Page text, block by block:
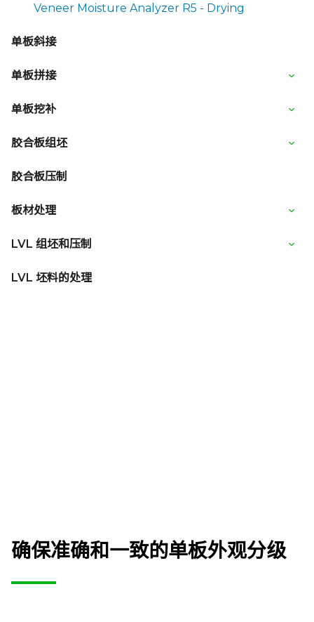
Veneer Moisture Analyzer R5 - Drying
单板斜接
单板拼接
单板挖补
胶合板组坯
胶合板压制
板材处理
LVL 组坯和压制
LVL 坯料的处理
确保准确和一致的单板外观分级